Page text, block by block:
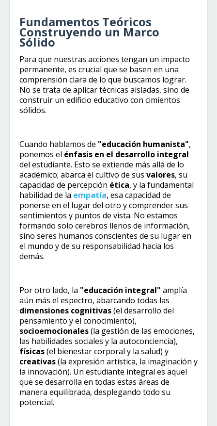
Fundamentos Teóricos
Construyendo un Marco
Sólido
Para que nuestras acciones tengan un impacto
permanente, es crucial que se basen en una
comprensión clara de lo que buscamos lograr.
No se trata de aplicar técnicas aisladas, sino de
construir un edificio educativo con cimientos
sólidos.
Cuando hablamos de "educación humanista",
ponemos el énfasis en el desarrollo integral
del estudiante. Esto se extiende más allá de lo
académico; abarca el cultivo de sus valores, su
capacidad de percepción ética, y la fundamental
habilidad de la empatía, esa capacidad de
ponerse en el lugar del otro y comprender sus
sentimientos y puntos de vista. No estamos
formando solo cerebros llenos de información,
sino seres humanos conscientes de su lugar en
el mundo y de su responsabilidad hacia los
demás.
Por otro lado, la "educación integral" amplía
aún más el espectro, abarcando todas las
dimensiones cognitivas(el desarrollo del
pensamiento y el conocimiento),
socioemocionales(la gestión de las emociones,
las habilidades sociales y la autoconciencia),
físicas(el bienestar corporal y la salud) y
creativas(la expresión artística, la imaginación y
la innovación). Un estudiante integral es aquel
que se desarrolla en todas estas áreas de
manera equilibrada, desplegando todo su
potencial.